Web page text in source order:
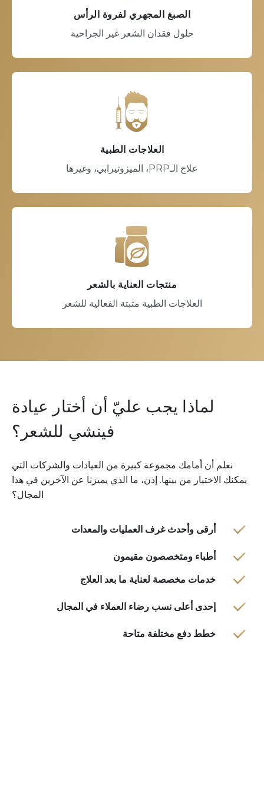
الصبغ المجهري لفروة الرأس
حلول فقدان الشعر غير الجراحية
العلاجات الطبية
منتجات العناية بالشعر
العلاجات الطبية مثبتة الفعالية للشعر
لماذا يجب عليّ أن أختار عيادة
فينشي للشعر؟
أن أمامك مجموعة كبيرة من العيادات والشركات التي
من بينها. إذن، ما الذي يميزنا عن الآخرين في هذا
أرقى وأحدث غرف العمليات والمعدات
أطباء ومتخصصون مقيمون
خدمات مخصصة لعناية ما بعد العلاج
إحدى أعلى نسب رضاء العملاء في المجال
خطط دفع مختلفة متاحة